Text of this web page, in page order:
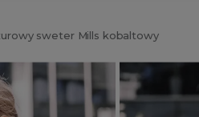
sweter Mills kobaltowy